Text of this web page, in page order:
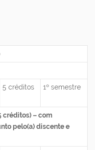
5 créditos 1º semestre
créditos) – com
pelo(a) discente e